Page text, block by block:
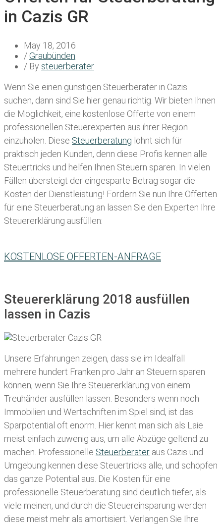
in Cazis GR
May 18, 2016
/Graubünden
/ By steuerberater
Wenn Sie einen günstigen Steuerberater in Cazis
suchen, dann sind Sie hier genau richtig. Wir bieten Ihnen
die Möglichkeit, eine kostenlose Offerte von einem
professionellen Steuerexperten aus ihrer Region
einzuholen. Diese Steuerberatung lohnt sich für
praktisch jeden Kunden, denn diese Profis kennen alle
Steuertricks und helfen Ihnen Steuern sparen. In vielen
Fällen übersteigt der eingesparte Betrag sogar die
Kosten der Dienstleistung! Fordern Sie nun Ihre Offerten
für eine Steuerberatung an lassen Sie den Experten Ihre
Steuererklärung ausfüllen:
KOSTENLOSE OFFERTEN-ANFRAGE
Steuererklärung 2018 ausfüllen
lassen in Cazis
Unsere Erfahrungen zeigen, dass sie im Idealfall
mehrere hundert Franken pro Jahr an Steuern sparen
können, wenn Sie Ihre Steuererklärung von einem
Treuhänder ausfüllen lassen . Besonders wenn noch
Immobilien und Wertschriften im Spiel sind, ist das
Sparpotential oft enorm. Hier kennt man sich als Laie
meist einfach zuwenig aus, um alle Abzüge geltend zu
machen. Professionelle Steuerberater aus Cazis und
Umgebung kennen diese Steuertricks alle, und schöpfen
das ganze Potential aus. Die Kosten für eine
professionelle Steuerberatung sind deutlich tiefer, als
viele meinen, und durch die Steuereinsparung werden
diese meist mehr als amortisiert. Verlangen Sie Ihre